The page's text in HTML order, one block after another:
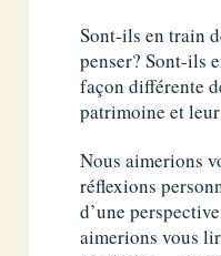
Sont-ils en train
penser? Sont-ils
façon différente
patrimoine et
Nous aimerions
réflexions
d’une
aimerions vous